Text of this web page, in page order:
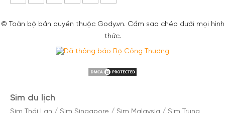
© Toàn bộ bản quyền thuộc Gody.vn. Cấm sao chép dưới mọi hình
thức.
Sim du lịch